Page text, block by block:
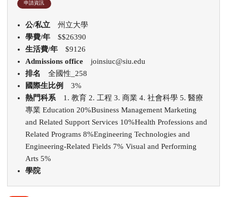
申請資訊
公/私立
州立大學
學費/年
$$26390
生活費/年
$9126
Admissions office
joinsiuc@siu.edu
排名
全國性_258
國際生比例
3%
熱門科系
1. 教育 2. 工程 3. 商業 4. 社會科學 5. 醫療
專業 Education 20%Business Management Marketing
and Related Support Services 10%Health Professions and
Related Programs 8%Engineering Technologies and
Engineering-Related Fields 7% Visual and Performing
Arts 5%
學院